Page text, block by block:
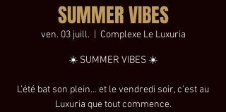
SUMMER VIBES
ven. 03 juill. Complexe Le Luxuria
☀️ SUMMER VIBES ☀️
L’été bat son plein… et le vendredi soir, c’est au
Luxuria que tout commence.